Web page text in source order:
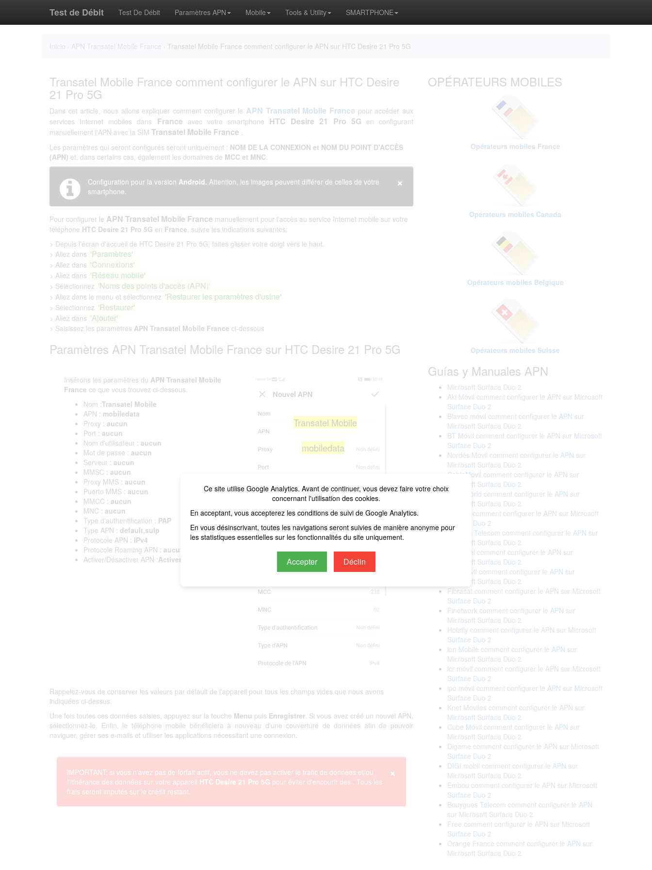
Ce site utilise Google Analytics. Avant de continuer, vous devez faire votre choix
concernant l'utilisation des cookies.
En acceptant, vous accepterez les conditions de suivi de Google Analytics.
En vous désinscrivant, toutes les navigations seront suivies de manière anonyme pour
les statistiques essentielles sur les fonctionnalités du site uniquement.
Accepter Déclin
Test de Débit Test De Débit Paramètres APN Mobile Tools & Utility SMARTPHONE
Inicio APN Transatel Mobile France · Transatel Mobile France comment configurer le APN sur HTC Desire 21 Pro 5G
Transatel Mobile France comment configurer le APN sur HTC Desire
21 Pro 5G
Dans cet article, nous allons expliquer comment configurer le APN Transatel Mobile France pour accéder aux
services Internet mobiles dans France avec votre smartphone HTC Desire 21 Pro 5G en configurant
manuellement l'APN avec la SIM Transatel Mobile France .
Les paramètres qui seront configurés seront uniquement : NOM DE LA CONNEXION et NOM DU POINT D'ACCÈS
(APN) et, dans certains cas, également les domaines de MCC et MNC.
×
Configuration pour la version Android. Attention, les images peuvent différer de celles de votre
smartphone.
Pour configurer le APN Transatel Mobile France manuellement pour l'accès au service Internet mobile sur votre
téléphone HTC Desire 21 Pro 5G en France, suivre les indications suivantes:
> Depuis l'écran d'accueil de HTC Desire 21 Pro 5G, faites glisser votre doigt vers le haut.
> Allez dans 'Paramètres'
> Allez dans 'Connexions'
> Allez dans 'Réseau mobile'
> Sélectionnez 'Noms des points d'accès (APN)'
> Allez dans le menu et sélectionnez 'Restaurer les paramètres d'usine'
> Sélectionnez 'Restaurer'
> Allez dans 'Ajouter'
> Saisissez les paramètres APN Transatel Mobile France ci-dessous
Paramètres APN Transatel Mobile France sur HTC Desire 21 Pro 5G
Insérons les paramètres du APN Transatel Mobile
France ce que vous trouvez ci-dessous.
Nom :Transatel Mobile
APN : mobiledata
Proxy : aucun
Port : aucun
Nom d'utilisateur : aucun
Mot de passe : aucun
Serveur : aucun
MMSC : aucun
Proxy MMS : aucun
Puerto MMS : aucun
MMCC : aucun
MNC : aucun
Type d'authentification : PAP
Type APN : default,sulp
Protocole APN : IPv4
Protocole Roaming APN : aucun
Activer/Désactiver APN :Activer
mobiledata
Transatel Mobile
Rappelez-vous de conserver les valeurs par défault de l'appareil pour tous les champs vides que nous avons
indiquées ci-dessus.
Une fois toutes ces données saisies, appuyez sur la touche Menu puis Enregistrer. Si vous avez créé un nouvel APN,
sélectionnez-le. Enfin, le téléphone mobile bénéficiera à nouveau d'une couverture de données afin de pouvoir
naviguer, gérer ses e-mails et utiliser les applications nécessitant une connexion.
×
IMPORTANT: si vous n'avez pas de forfait actif, vous ne devez pas activer le trafic de données et/ou
l'itinérance des données sur votre appareil HTC Desire 21 Pro 5G pour éviter d'encourir des . Tous les
frais seront imputés sur le crédit restant.
OPÉRATEURS MOBILES
Opérateurs mobiles France
Opérateurs mobiles Canada
Opérateurs mobiles Belgique
Opérateurs mobiles Suisse
Guías y Manuales APN
Microsoft Surface Duo 2
Aki Móvil comment configurer le APN sur Microsoft
Surface Duo 2
Blaveo móvil comment configurer le APN sur
Microsoft Surface Duo 2
BT Móvil comment configurer le APN sur Microsoft
Surface Duo 2
Nordés Móvil comment configurer le APN sur
Microsoft Surface Duo 2
CableMóvil comment configurer le APN sur
Microsoft Surface Duo 2
Cableworld comment configurer le APN sur
Microsoft Surface Duo 2
Cellhire comment configurer le APN sur Microsoft
Surface Duo 2
Correos Telecom comment configurer le APN sur
Microsoft Surface Duo 2
Euskaltel comment configurer le APN sur
Microsoft Surface Duo 2
Eva Móvil comment configurer le APN sur
Microsoft Surface Duo 2
Fibracat comment configurer le APN sur Microsoft
Surface Duo 2
Finetwork comment configurer le APN sur
Microsoft Surface Duo 2
Holafly comment configurer le APN sur Microsoft
Surface Duo 2
ion Mobile comment configurer le APN sur
Microsoft Surface Duo 2
lcr móvil comment configurer le APN sur Microsoft
Surface Duo 2
ipo móvil comment configurer le APN sur Microsoft
Surface Duo 2
Knet Móviles comment configurer le APN sur
Microsoft Surface Duo 2
Cube Móvil comment configurer le APN sur
Microsoft Surface Duo 2
Digame comment configurer le APN sur Microsoft
Surface Duo 2
DIGI mobil comment configurer le APN sur
Microsoft Surface Duo 2
Embou comment configurer le APN sur Microsoft
Surface Duo 2
Bouygues Telecom comment configurer le APN
sur Microsoft Surface Duo 2
Free comment configurer le APN sur Microsoft
Surface Duo 2
Orange France comment configurer le APN sur
Microsoft Surface Duo 2